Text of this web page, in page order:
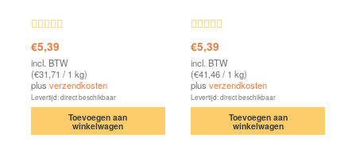
Waardering
4.85uit 5
€5,39
incl. BTW
(€31,71 / 1 kg)
plus verzendkosten
Levertijd: direct beschikbaar
Toevoegen aan
winkelwagen
Waardering
4.63uit 5
€5,39
incl. BTW
(€41,46/ 1 kg)
plus verzendkosten
Levertijd: direct beschikbaar
Toevoegen aan
winkelwagen